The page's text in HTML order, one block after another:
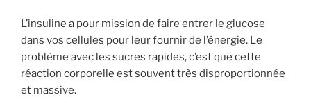
L’insuline a pour mission de faire entrer le glucose
dans vos cellules pour leur fournir de l’énergie. Le
problème avec les sucres rapides, c’est que cette
réaction corporelle est souvent très disproportionnée
et massive.